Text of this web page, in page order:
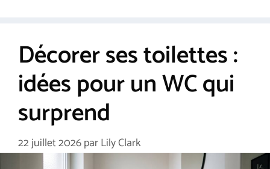
Décorer ses toilettes :
idées pour un WC qui
surprend
22 juillet 2026parLily Clark